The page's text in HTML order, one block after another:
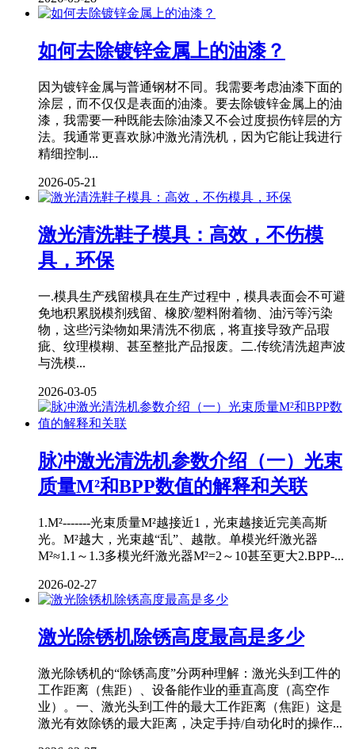
如何去除镀锌金属上的油漆？
因为镀锌金属与普通钢材不同。我需要考虑油漆下面的
涂层，而不仅仅是表面的油漆。要去除镀锌金属上的油
漆，我需要一种既能去除油漆又不会过度损伤锌层的方
法。我通常更喜欢脉冲激光清洗机，因为它能让我进行
精细控制...
2026-05-21
激光清洗鞋子模具：高效，不伤模
具，环保
一.模具生产残留模具在生产过程中，模具表面会不可避
免地积累脱模剂残留、橡胶/塑料附着物、油污等污染
物，这些污染物如果清洗不彻底，将直接导致产品瑕
疵、纹理模糊、甚至整批产品报废。二.传统清洗超声波
与洗模...
2026-03-05
脉冲激光清洗机参数介绍（一）光束
质量M²和BPP数值的解释和关联
1.M²-------光束质量M²越接近1，光束越接近完美高斯
光。M²越大，光束越“乱”、越散。单模光纤激光器
M²≈1.1～1.3多模光纤激光器M²=2～10甚至更大2.BPP-...
2026-02-27
激光除锈机除锈高度最高是多少
激光除锈机的“除锈高度”分两种理解：激光头到工件的
工作距离（焦距）、设备能作业的垂直高度（高空作
业）。一、激光头到工件的最大工作距离（焦距）这是
激光有效除锈的最大距离，决定手持/自动化时的操作...